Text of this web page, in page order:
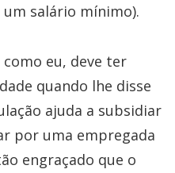
salário mínimo).
eu, deve ter
quando lhe disse
ajuda a subsidiar
por uma empregada
engraçado que o